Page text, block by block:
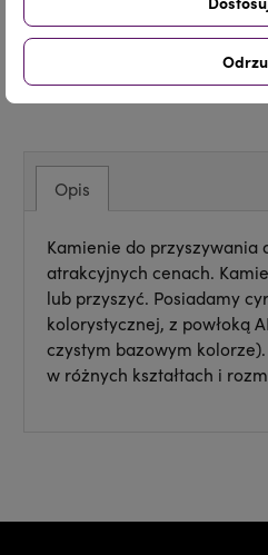
UdostępnijTweetujPinterest
Opis
Kamienie do przyszywania
atrakcyjnych cenach.
lub przyszyć. Posiadamy
kolorystycznej, z powłoką
czystym bazowym
w różnych kształtach i